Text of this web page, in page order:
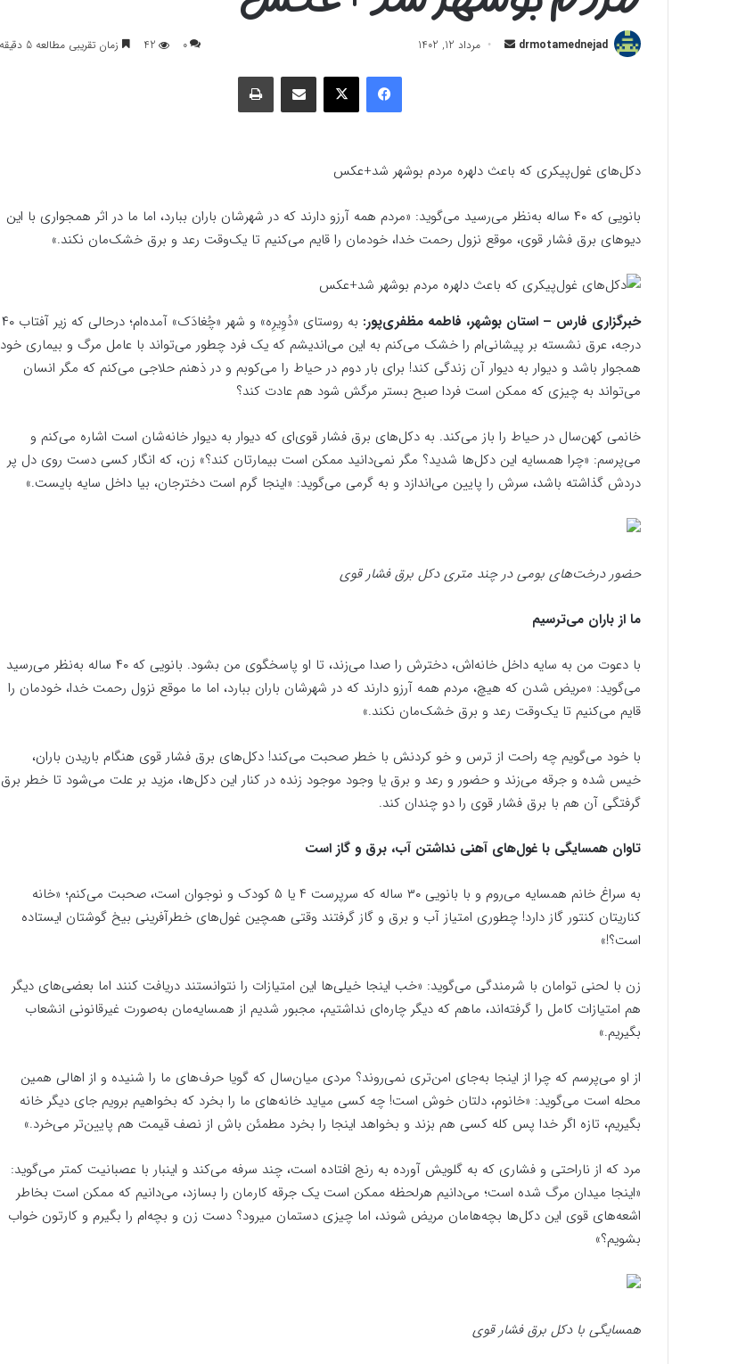
drmotamednejad
ارسال مرداد 12, 1402 0
42 زمان تقریبی مطالعه 5 دقیقه
فیسبوک ایکس اشتراک گذاری با ایمیل چاپ
دکل‌های غول‌پیکری که باعث دلهره مردم بوشهر شد+عکس
بانویی که ۴۰ ساله به‌نظر می‌رسید می‌گوید: «مردم همه آرزو دارند که در شهرشان باران ببارد، اما ما در اثر همجواری با این
دیوهای برق فشار قوی، موقع نزول رحمت خدا، خودمان را قایم می‌کنیم تا یک‌وقت رعد و برق خشک‌مان نکند.»
خبرگزاری فارس – استان بوشهر، فاطمه مظفری‌پور:
به روستای «دُوِیرِه» و شهر «چُغادَک» آمده‌ام؛ درحالی که زیر آفتاب ۴۰
درجه، عرق نشسته بر پیشانی‌ام را خشک می‌کنم به این می‌اندیشم که یک فرد چطور می‌تواند با عامل مرگ و بیماری خود
همجوار باشد و دیوار به دیوار آن زندگی کند! برای بار دوم در حیاط را می‌کوبم و در ذهنم حلاجی می‌کنم که مگر انسان
می‌تواند به چیزی که ممکن است فردا صبح بستر مرگش شود هم عادت کند؟
خانمی کهن‌سال در حیاط را باز می‌کند. به دکل‌های برق فشار قوی‌ای که دیوار به دیوار خانه‌شان است اشاره می‌کنم و
می‌پرسم: «چرا همسایه این دکل‌ها شدید؟ مگر نمی‌دانید ممکن است بیمارتان کند؟» زن، که انگار کسی دست روی دل پر
دردش گذاشته باشد، سرش را پایین می‌اندازد و به گرمی می‌گوید: «اینجا گرم است دخترجان، بیا داخل سایه بایست.»
حضور درخت‌های بومی در چند متری دکل برق فشار قوی
ما از باران می‌ترسیم
با دعوت من به سایه داخل خانه‌اش، دخترش را صدا می‌زند، تا او پاسخگوی من بشود. بانویی که ۴۰ ساله به‌نظر می‌رسید
می‌گوید: «مریض شدن که هیچ، مردم همه آرزو دارند که در شهرشان باران ببارد، اما ما موقع نزول رحمت خدا، خودمان را
قایم می‌کنیم تا یک‌وقت رعد و برق خشک‌مان نکند.»
با خود می‌گویم چه راحت از ترس و خو کردنش با خطر صحبت می‌کند! دکل‌های برق فشار قوی هنگام باریدن باران،
خیس شده و جرقه‌ می‌زند و حضور و رعد و برق یا وجود موجود زنده در کنار این دکل‌ها، مزید بر علت می‌شود تا خطر برق
گرفتگی آن هم با برق فشار قوی را دو چندان کند.
تاوان همسایگی با غول‌های آهنی نداشتن آب، برق و گاز است
به سراغ خانم همسایه می‌روم و با بانویی ۳۰ ساله که سرپرست ۴ یا ۵ کودک و نوجوان است، صحبت می‌کنم؛ «خانه
کناریتان کنتور گاز دارد! چطوری امتیاز آب و برق و گاز گرفتند وقتی همچین غول‌های خطرآفرینی بیخ گوشتان ایستاده
است؟!»
زن با لحنی توامان با شرمندگی می‌گوید: «خب اینجا خیلی‌ها این امتیازات را نتوانستند دریافت کنند اما بعضی‌های دیگر
هم امتیازات کامل را گرفته‌اند، ماهم که دیگر چاره‌ای نداشتیم، مجبور شدیم از همسایه‌مان به‌صورت غیرقانونی انشعاب
بگیریم.»
از او می‌پرسم که چرا از اینجا به‌جای امن‌تری نمی‌روند؟ مردی میان‌سال که گویا حرف‌های ما را شنیده و از اهالی همین
محله است می‌گوید: «خانوم، دلتان خوش است! چه کسی میاید خانه‌های ما را بخرد که بخواهیم برویم جای دیگر خانه
بگیریم، تازه اگر خدا پس کله کسی هم بزند و بخواهد اینجا را بخرد مطمئن باش از نصف قیمت هم پایین‌تر می‌خرد.»
مرد که از ناراحتی و فشاری که به گلویش آورده به رنج افتاده است، چند سرفه می‌کند و اینبار با عصبانیت کمتر می‌گوید:
«اینجا میدان مرگ شده است؛ می‌دانیم هرلحظه ممکن است یک جرقه کارمان را بسازد، می‌دانیم که ممکن است بخاطر
اشعه‌های قوی این دکل‌ها بچه‌هامان مریض شوند، اما چیزی دستمان میرود؟ دست زن و بچه‌ام را بگیرم و کارتون خواب
بشویم؟»
همسایگی با دکل برق فشار قوی